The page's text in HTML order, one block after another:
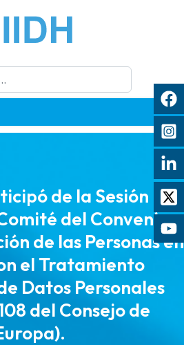
de la Sesión
del Convenio
de las Personas en
el Tratamiento
Datos Personales
del Consejo de